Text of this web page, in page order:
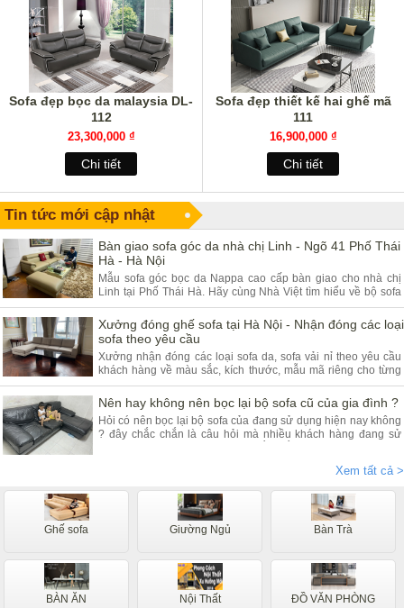
Sofa đẹp bọc da malaysia DL-
112
23,300,000 ₫
Chi tiết
Sofa đẹp thiết kế hai ghế mã
111
16,900,000 ₫
Chi tiết
Tin tức mới cập nhật
Bàn giao sofa góc da nhà chị Linh - Ngõ 41 Phố Thái
Hà - Hà Nội
Mẫu sofa góc bọc da Nappa cao cấp bàn giao cho nhà chị
Linh tại Phố Thái Hà. Hãy cùng Nhà Việt tìm hiểu về bộ sofa
góc da và ưu điểm của sản phẩm.
Xưởng đóng ghế sofa tại Hà Nội - Nhận đóng các loại
sofa theo yêu cầu
Xưởng nhận đóng các loại sofa da, sofa vải nỉ theo yêu cầu
khách hàng về màu sắc, kích thước, mẫu mã riêng cho từng
khách hàng. Quý khách đang có nhu cầu tìm xưởng sofa hãy
tham khảo bài viết dưới đây.
Nên hay không nên bọc lại bộ sofa cũ của gia đình ?
Hỏi có nên bọc lại bộ sofa của đang sử dụng hiện nay không
? đây chắc chắn là câu hỏi mà nhiều khách hàng đang sử
Xem tất cả >
Ghế sofa Giường Ngủ Bàn Trà
BÀN ĂN Nội Thất ĐỒ VĂN PHÒNG